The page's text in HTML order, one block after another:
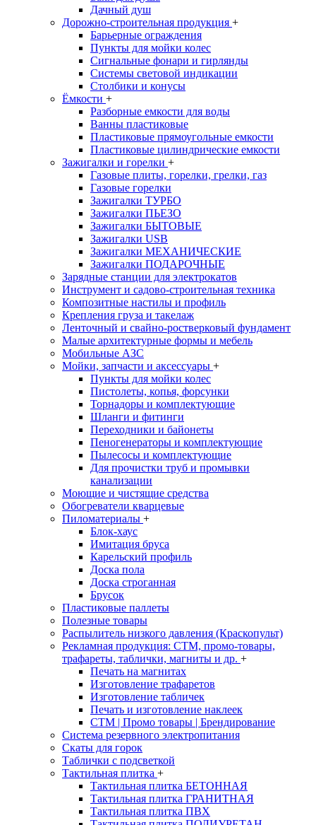
Дачный душ
Дорожно-строительная продукция +
Барьерные ограждения
Пункты для мойки колес
Сигнальные фонари и гирлянды
Системы световой индикации
Столбики и конусы
Ёмкости +
Разборные емкости для воды
Ванны пластиковые
Пластиковые прямоугольные емкости
Пластиковые цилиндрические емкости
Зажигалки и горелки +
Газовые плиты, горелки, грелки, газ
Газовые горелки
Зажигалки ТУРБО
Зажигалки ПЬЕЗО
Зажигалки БЫТОВЫЕ
Зажигалки USB
Зажигалки МЕХАНИЧЕСКИЕ
Зажигалки ПОДАРОЧНЫЕ
Зарядные станции для электрокатов
Инструмент и садово-строительная техника
Композитные настилы и профиль
Крепления груза и такелаж
Ленточный и свайно-ростверковый фундамент
Малые архитектурные формы и мебель
Мобильные АЗС
Мойки, запчасти и аксессуары +
Пункты для мойки колес
Пистолеты, копья, форсунки
Торнадоры и комплектующие
Шланги и фитинги
Переходники и байонеты
Пеногенераторы и комплектующие
Пылесосы и комплектующие
Для прочистки труб и промывки
канализации
Моющие и чистящие средства
Обогреватели кварцевые
Пиломатериалы +
Блок-хаус
Имитация бруса
Карельский профиль
Доска пола
Доска строганная
Брусок
Пластиковые паллеты
Полезные товары
Распылитель низкого давления (Краскопульт)
Рекламная продукция: CTM, промо-товары,
трафареты, таблички, магниты и др. +
Печать на магнитах
Изготовление трафаретов
Изготовление табличек
Печать и изготовление наклеек
CTM | Промо товары | Брендирование
Система резервного электропитания
Скаты для горок
Таблички с подсветкой
Тактильная плитка +
Тактильная плитка БЕТОННАЯ
Тактильная плитка ГРАНИТНАЯ
Тактильная плитка ПВХ